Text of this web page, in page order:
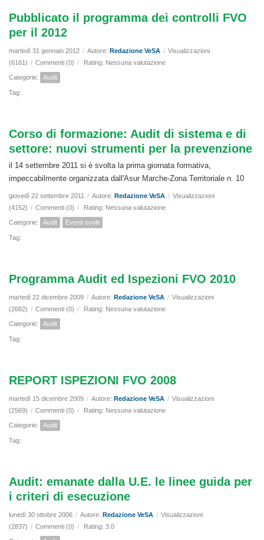
Pubblicato il programma dei controlli FVO
per il 2012
martedì 31 gennaio 2012 / Autore: Redazione VeSA / Visualizzazioni
(6161) / Commenti (0) / Rating: Nessuna valutazione
Categorie: Audit
Tag:
Corso di formazione: Audit di sistema e di
settore: nuovi strumenti per la prevenzione
il 14 settembre 2011 si è svolta la prima giornata formativa,
impeccabilmente organizzata dall'Asur Marche-Zona Territoriale n. 10
giovedì 22 settembre 2011 / Autore: Redazione VeSA / Visualizzazioni
(4152) / Commenti (0) / Rating: Nessuna valutazione
Categorie: Audit Eventi svolti
Tag:
Programma Audit ed Ispezioni FVO 2010
martedì 22 dicembre 2009 / Autore: Redazione VeSA / Visualizzazioni
(2682) / Commenti (0) / Rating: Nessuna valutazione
Categorie: Audit
Tag:
REPORT ISPEZIONI FVO 2008
martedì 15 dicembre 2009 / Autore: Redazione VeSA / Visualizzazioni
(2569) / Commenti (0) / Rating: Nessuna valutazione
Categorie: Audit
Tag:
Audit: emanate dalla U.E. le linee guida per
i criteri di esecuzione
lunedì 30 ottobre 2006 / Autore: Redazione VeSA / Visualizzazioni
(2837) / Commenti (0) / Rating: 3.0